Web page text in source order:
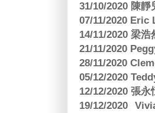
31/10/2020 陳
07/11/2020 Eric
14/11/2020 梁
21/11/2020
28/11/2020
05/12/2020
12/12/2020 張
19/12/2020